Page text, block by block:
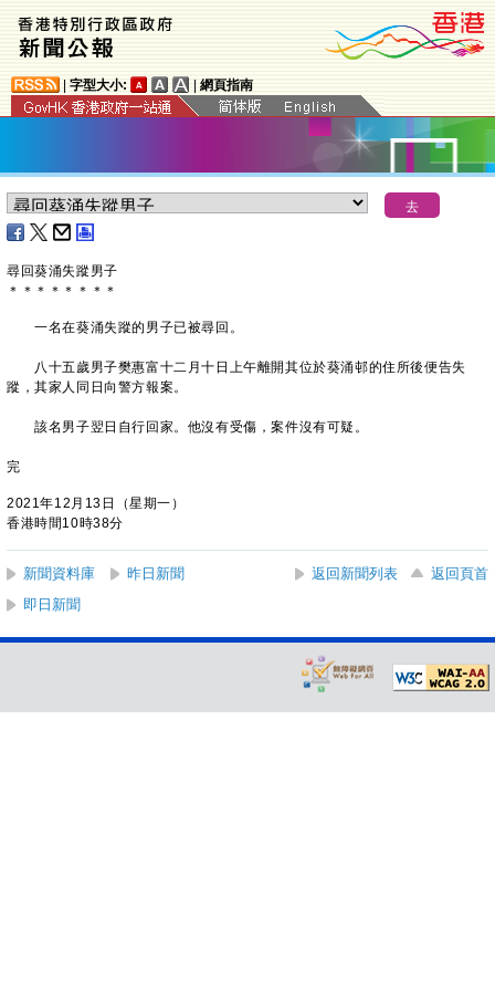
字型大小: 網頁指南
尋回葵涌失蹤男子
＊ ＊ ＊ ＊ ＊ ＊ ＊ ＊
一名在葵涌失蹤的男子已被尋回。
八十五歲男子樊惠富十二月十日上午離開其位於葵涌邨的住所後便告失
蹤，其家人同日向警方報案。
該名男子翌日自行回家。他沒有受傷，案件沒有可疑。
完
2021年12月13日（星期一）
香港時間10時38分
新聞資料庫 昨日新聞 返回新聞列表
返回頁首
即日新聞